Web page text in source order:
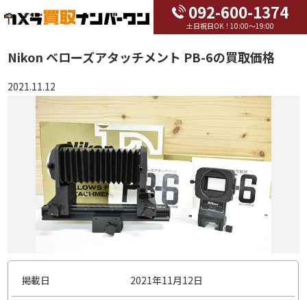
092-600-1374
土日祝日OK！10:00～19:00
Nikon ベローズアタッチメント PB-6の買取価格
2021.11.12
掲載日 2021年11月12日